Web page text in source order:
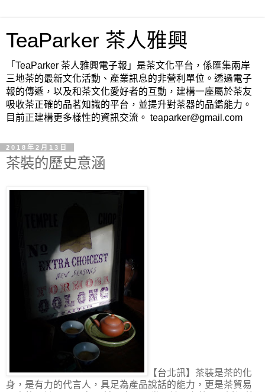
TeaParker 茶人雅興
「TeaParker 茶人雅興電子報」是茶文化平台，係匯集兩岸
三地茶的最新文化活動、產業訊息的非營利單位。透過電子
報的傳遞，以及和茶文化愛好者的互動，建構一座屬於茶友
吸收茶正確的品茗知識的平台，並提升對茶器的品鑑能力。
目前正建構更多樣性的資訊交流。 teaparker@gmail.com
2018年2月13日
茶裝的歷史意涵
【台北訊】茶裝是茶的化
身，是有力的代言人，具足為產品說話的能力，更是茶貿易